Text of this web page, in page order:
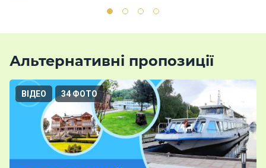
Альтернативні пропозиції
ВІДЕО 34 ФОТО